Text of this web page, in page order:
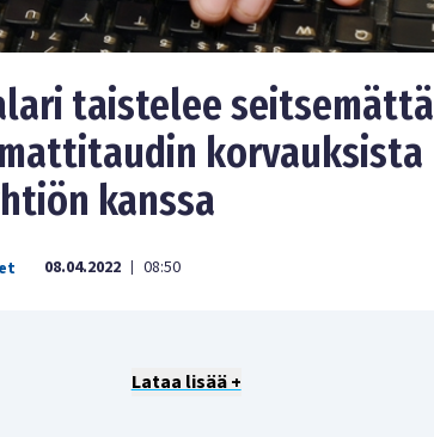
taistelee seitsemättä
korvauksista
kanssa
08.04.2022 | 08:50
Lataa lisää +